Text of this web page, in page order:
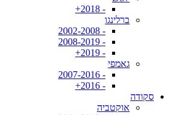
- 2018+
ברלינגו
- 2002-2008
- 2008-2019
- 2019+
גאמפי
- 2007-2016
- 2016+
סקודה
אוקטביה